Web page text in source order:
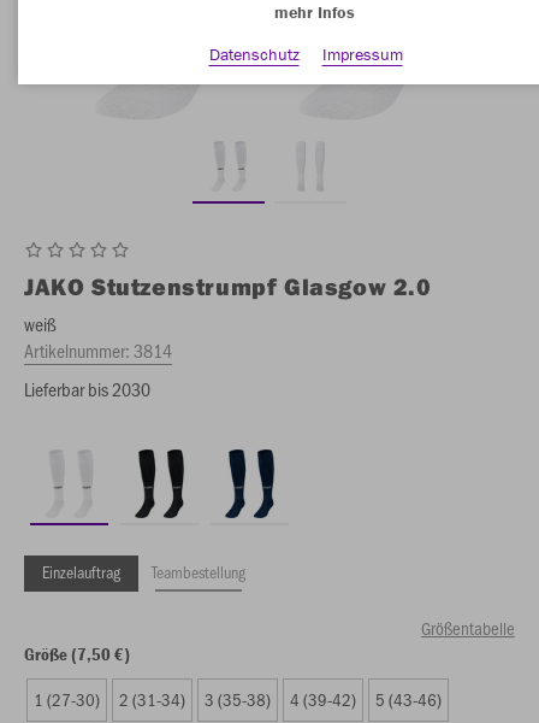
JAKO Stutzenstrumpf Glasgow 2.0
weiß
Artikelnummer:3814
Lieferbar bis 2030
Einzelauftrag Teambestellung
Größentabelle
Größe (7,50 €)
1 (27-30) 2 (31-34) 3 (35-38) 4 (39-42) 5 (43-46)
mehr Infos
Datenschutz
Impressum